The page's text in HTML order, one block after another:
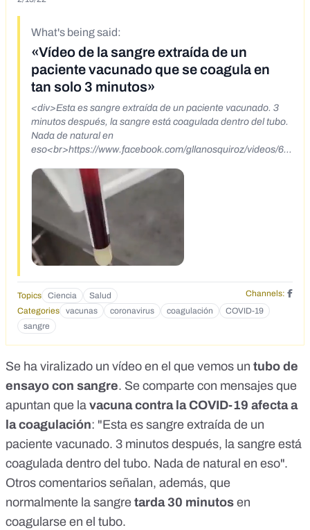
What's being said:
«Vídeo de la sangre extraída de un
paciente vacunado que se coagula en
tan solo 3 minutos»
<div>Esta es sangre extraída de un paciente vacunado. 3
minutos después, la sangre está coagulada dentro del tubo.
Nada de natural en
eso<br>https://www.facebook.com/gllanosquiroz/videos/63
Topics Ciencia Salud
Channels:
Categories
vacunas coronavirus coagulación
COVID-19
sangre
Se ha viralizado un vídeo en el que vemos un tubo de
ensayo con sangre. Se comparte con mensajes que
apuntan que la vacuna contra la COVID-19 afecta a
la coagulación: "Esta es sangre extraída de un
paciente vacunado. 3 minutos después, la sangre está
coagulada dentro del tubo. Nada de natural en eso".
Otros comentarios señalan, además, que
normalmente la sangre tarda 30 minutos en
coagularse en el tubo.